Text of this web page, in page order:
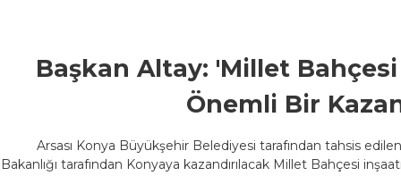
Başkan Altay: 'Millet
Önemli Bir
Arsası Konya Büyükşehir Belediyesi tarafından tahsis
Bakanlığı tarafından Konyaya kazandırılacak Millet Bahçesi